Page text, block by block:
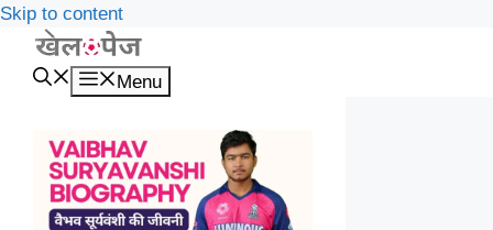
Skip to content
Menu